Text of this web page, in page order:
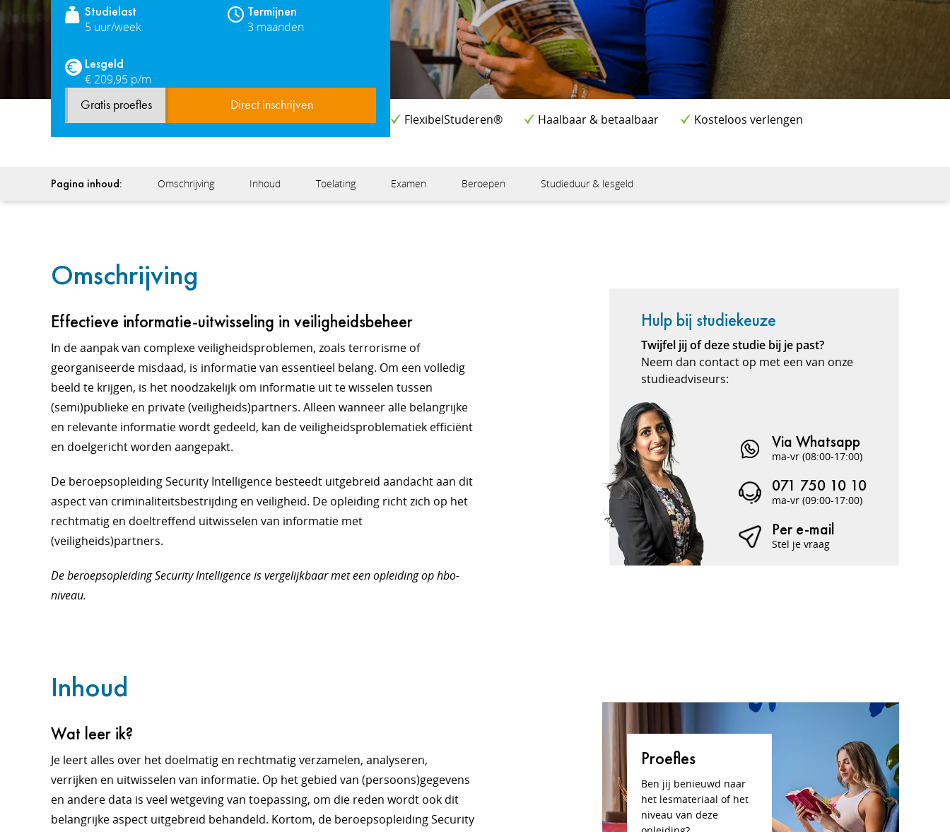
Studielast
5 uur/week
Termijnen
3 maanden
Lesgeld
€ 209,95 p/m
Gratis proefles Direct inschrijven
FlexibelStuderen® Haalbaar & betaalbaar Kosteloos verlengen
Pagina inhoud: Omschrijving Inhoud Toelating Examen Beroepen Studieduur & lesgeld
Omschrijving
Effectieve informatie-uitwisseling in veiligheidsbeheer
In de aanpak van complexe veiligheidsproblemen, zoals terrorisme of
georganiseerde misdaad, is informatie van essentieel belang. Om een volledig
beeld te krijgen, is het noodzakelijk om informatie uit te wisselen tussen
(semi)publieke en private (veiligheids)partners. Alleen wanneer alle belangrijke
en relevante informatie wordt gedeeld, kan de veiligheidsproblematiek efficiënt
en doelgericht worden aangepakt.
De beroepsopleiding Security Intelligence besteedt uitgebreid aandacht aan dit
aspect van criminaliteitsbestrijding en veiligheid. De opleiding richt zich op het
rechtmatig en doeltreffend uitwisselen van informatie met
(veiligheids)partners.
De beroepsopleiding Security Intelligence is vergelijkbaar met een opleiding op hbo-
niveau.
Hulp bij studiekeuze
Twijfel jij of deze studie bij je past?
Neem dan contact op met een van onze
studieadviseurs:
Via Whatsapp
ma-vr (08:00-17:00)
071 750 10 10
ma-vr (09:00-17:00)
Per e-mail
Stel je vraag
Inhoud
Proefles
Ben jij benieuwd naar
het lesmateriaal of het
niveau van deze
Wat leer ik?
Je leert alles over het doelmatig en rechtmatig verzamelen, analyseren,
verrijken en uitwisselen van informatie. Op het gebied van (persoons)gegevens
en andere data is veel wetgeving van toepassing, om die reden wordt ook dit
belangrijke aspect uitgebreid behandeld. Kortom, de beroepsopleiding Security